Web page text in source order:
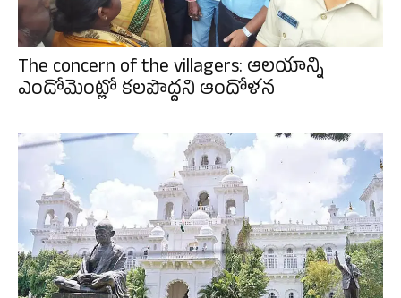
The concern of the villagers: ఆలయాన్ని
ఎండోమెంట్లో కలపొద్దని ఆందోళన